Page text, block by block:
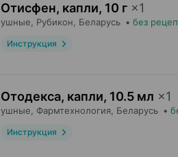
Отисфен, капли, 10 г ×1
ушные, Рубикон , Беларусь • без
Инструкция
Отодекса, капли, 10.5 мл ×1
ушные, Фармтехнология , Беларусь •
Инструкция